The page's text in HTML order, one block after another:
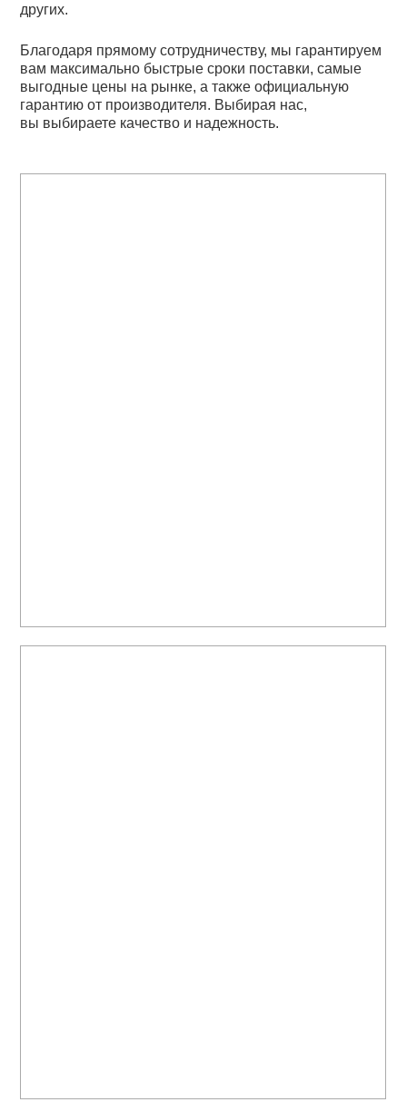
других.
Благодаря прямому сотрудничеству, мы гарантируем
вам максимально быстрые сроки поставки, самые
выгодные цены на рынке, а также официальную
гарантию от производителя. Выбирая нас,
вы выбираете качество и надежность.